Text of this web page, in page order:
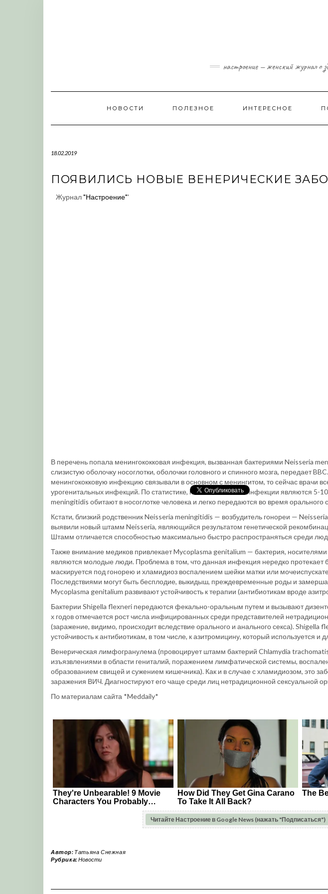
настроение — женский журнал о
НОВОСТИ ПОЛЕЗНОЕ ИНТЕРЕСНОЕ
18.02.2019
ПОЯВИЛИСЬ НОВЫЕ ВЕНЕРИЧЕСКИЕ
Журнал"Настроение"'
В перечень попала менингококковая инфекция, вызванная бактериями Neisseria
слизистую оболочку носоглотки, оболочки головного и спинного мозга, передает
менингококковую инфекцию связывали в основном с менингитом, то сейчас врачи
урогенитальных инфекций. По статистике, носителями этой инфекции являются 5-
meningitidis обитают в носоглотке человека и легко передаются во время орального
Кстати, близкий родственник Neisseria meningitidis — возбудитель гонореи —
выявили новый штамм Neisseria, являющийся результатом генетической
Штамм отличается способностью максимально быстро распространяться среди
Также внимание медиков привлекает Mycoplasma genitalium — бактерия,
являются молодые люди. Проблема в том, что данная инфекция нередко протекает
маскируется под гонорею и хламидиоз воспалением шейки матки или
Последствиями могут быть бесплодие, выкидыш, преждевременные роды и
Mycoplasma genitalium развивают устойчивость к терапии (антибиотикам вроде
Бактерии Shigella flexneri передаются фекально-оральным путем и вызывают
х годов отмечается рост числа инфицированных среди представителей
(заражение, видимо, происходит вследствие орального и анального секса). Shigella
устойчивость к антибиотикам, в том числе, к азитромицину, который используется и
Венерическая лимфогранулема (провоцирует штамм бактерий Chlamydia
изъязвлениями в области гениталий, поражением лимфатической системы,
образованием свищей и сужением кишечника). Как и в случае с хламидиозом, это
заражения ВИЧ. Диагностируют его чаще среди лиц нетрадиционной сексуальной
По материалам сайта *Meddaily*
Читайте Настроение в Google News (нажать "Подписаться")
Автор: Татьяна Снежная
Рубрика:Новости